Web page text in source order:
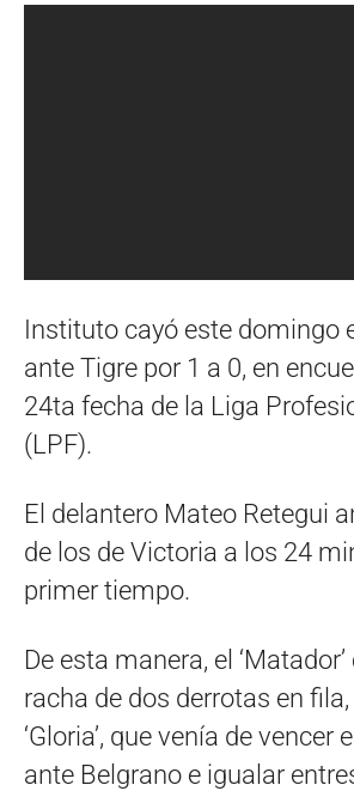
Instituto cayó este domingo
ante Tigre por 1 a 0, en
24ta fecha de la Liga
(LPF).
El delantero Mateo Retegui
de los de Victoria a los 24
primer tiempo.
De esta manera, el
racha de dos derrotas en
‘Gloria’, que venía de vencer
ante Belgrano e igualar